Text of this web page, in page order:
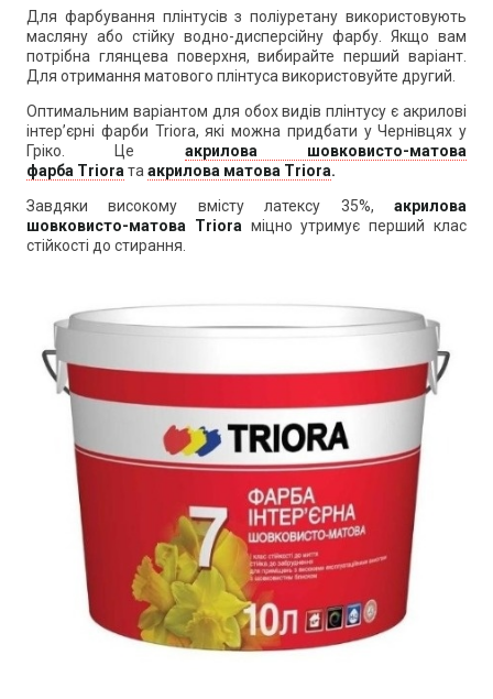
Для фарбування плінтусів з поліуретану використовують
масляну або стійку водно-дисперсійну фарбу. Якщо вам
потрібна глянцева поверхня, вибирайте перший варіант.
Для отримання матового плінтуса використовуйте другий.
Оптимальним варіантом для обох видів плінтусу є акрилові
інтер’єрні фарби Triora, які можна придбати у Чернівцях у
Гріко. Це акрилова шовковисто-матова
фарба Triora та акрилова матова Triora.
Завдяки високому вмісту латексу 35%, акрилова
шовковисто-матова Triora міцно утримує перший клас
стійкості до стирання.